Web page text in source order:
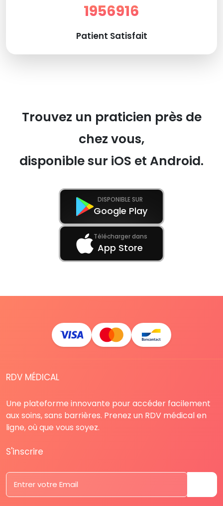
1956916
Patient Satisfait
Trouvez un praticien près de
chez vous,
disponible sur iOS et Android.
DISPONIBLE SUR
Google Play
Télécharger dans
App Store
RDV MÉDICAL
Une plateforme innovante pour accéder facilement
aux soins, sans barrières. Prenez un RDV médical en
ligne, où que vous soyez.
S'inscrire